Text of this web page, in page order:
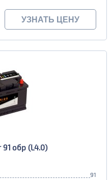
УЗНАТЬ ЦЕНУ
91 обр (L4.0)
91